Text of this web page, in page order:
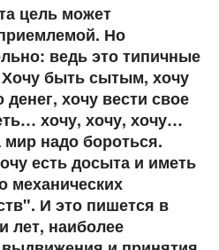
цель может
Но
ведь это типичные
быть сытым, хочу
хочу вести свое
хочу, хочу, хочу…
надо бороться.
есть досыта и иметь
механических
И это пишется в
лет, наиболее